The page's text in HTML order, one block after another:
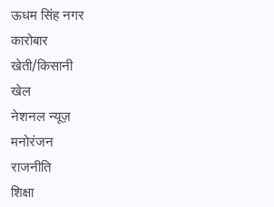
ऊधम सिंह नगर
कारोबार
खेती/किसानी
खेल
नेशनल न्यूज़
मनोरंजन
राजनीति
शिक्षा